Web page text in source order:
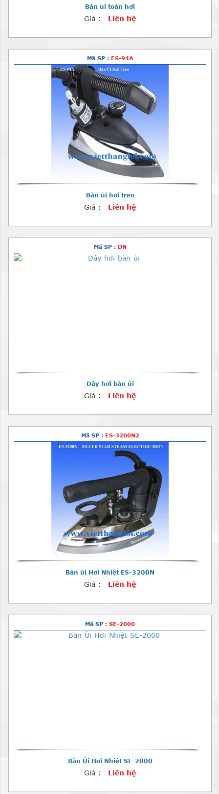
Bàn ủi toàn hơi
Giá : Liên hệ
Mã SP : ES-94A
Bàn ủi hơi treo
Giá : Liên hệ
Mã SP : DN
Dây hơi bàn ủi
Giá : Liên hệ
Mã SP : ES-3200N2
Bàn ủi Hơi Nhiệt ES-3200N
Giá : Liên hệ
Mã SP : SE-2000
Bàn Ủi Hơi Nhiệt SE-2000
Giá : Liên hệ